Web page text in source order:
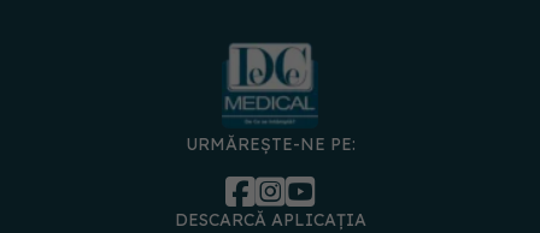
URMĂREȘTE-NE PE:
DESCARCĂ APLICAȚIA